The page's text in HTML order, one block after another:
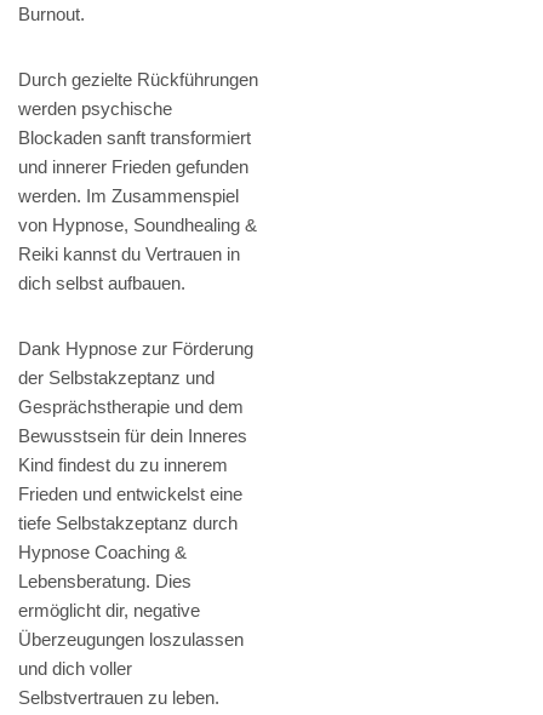
Burnout.
Durch gezielte Rückführungen
werden psychische
Blockaden sanft transformiert
und innerer Frieden gefunden
werden. Im Zusammenspiel
von Hypnose, Soundhealing &
Reiki kannst du Vertrauen in
dich selbst aufbauen.
Dank Hypnose zur Förderung
der Selbstakzeptanz und
Gesprächstherapie und dem
Bewusstsein für dein Inneres
Kind findest du zu innerem
Frieden und entwickelst eine
tiefe Selbstakzeptanz durch
Hypnose Coaching &
Lebensberatung. Dies
ermöglicht dir, negative
Überzeugungen loszulassen
und dich voller
Selbstvertrauen zu leben.